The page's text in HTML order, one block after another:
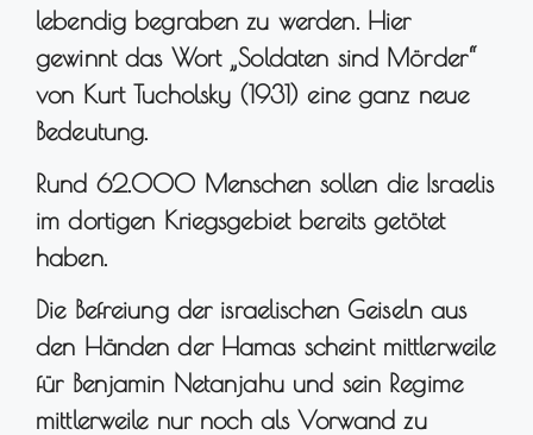
lebendig begraben zu werden. Hier
gewinnt das Wort „Soldaten sind Mörder“
von Kurt Tucholsky (1931) eine ganz neue
Bedeutung.
Rund 62.000 Menschen sollen die Israelis
im dortigen Kriegsgebiet bereits getötet
haben.
Die Befreiung der israelischen Geiseln aus
den Händen der Hamas scheint mittlerweile
für Benjamin Netanjahu und sein Regime
mittlerweile nur noch als Vorwand zu